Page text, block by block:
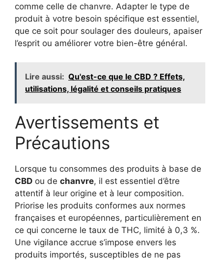
comme celle de chanvre. Adapter le type de
produit à votre besoin spécifique est essentiel,
que ce soit pour soulager des douleurs, apaiser
l’esprit ou améliorer votre bien-être général.
Lire aussi: Qu'est-ce que le CBD ? Effets,
utilisations, légalité et conseils pratiques
Avertissements et
Précautions
Lorsque tu consommes des produits à base de
CBD ou de chanvre, il est essentiel d’être
attentif à leur origine et à leur composition.
Priorise les produits conformes aux normes
françaises et européennes, particulièrement en
ce qui concerne le taux de THC, limité à 0,3 %.
Une vigilance accrue s’impose envers les
produits importés, susceptibles de ne pas